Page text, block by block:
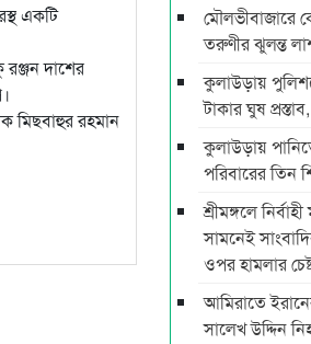
একটি
দাশের
মিছবাহুর রহমান
মৌলভীবাজারে
তরুণীর ঝুলন্ত
কুলাউড়ায়
টাকার ঘুষ
কুলাউড়ায়
পরিবারের তিন
শ্রীমঙ্গলে
সামনেই
ওপর হামলার
আমিরাতে
সালেখ উদ্দিন